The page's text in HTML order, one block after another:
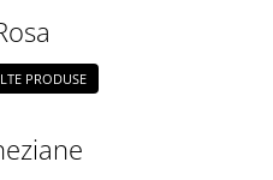
PRODUSE